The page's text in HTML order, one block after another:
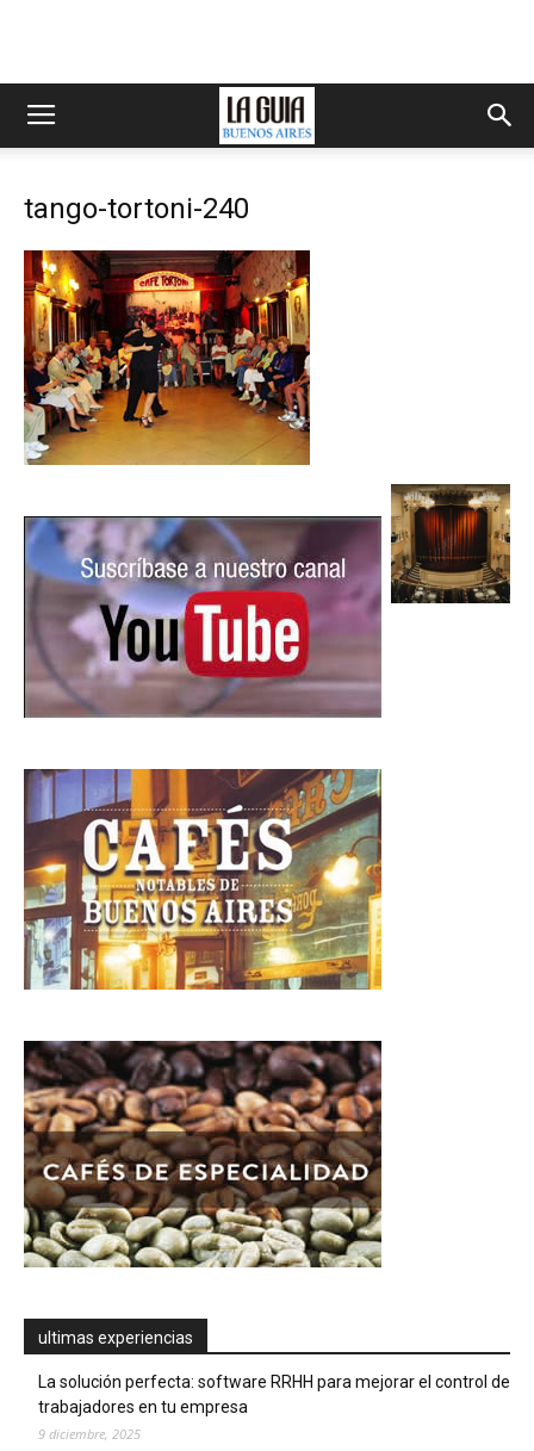
tango-tortoni-240
ultimas experiencias
La solución perfecta: software RRHH para mejorar el control de
trabajadores en tu empresa
9 diciembre, 2025